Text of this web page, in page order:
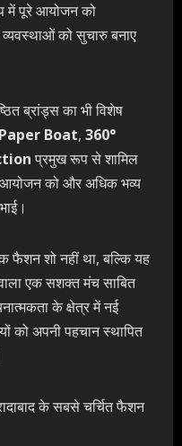
पूरे आयोजन को
को सुचारु बनाए
ब्रांड्स का भी विशेष
Paper Boat, 360°
प्रमुख रूप से शामिल
आयोजन को और अधिक भव्य
फैशन शो नहीं था, बल्कि यह
एक सशक्त मंच साबित
के क्षेत्र में नई
को अपनी पहचान स्थापित
के सबसे चर्चित फैशन